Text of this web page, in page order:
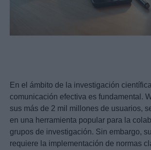
En el ámbito de la investigación
comunicación efectiva es fundamental.
sus más de 2 mil millones de usuarios,
en una herramienta popular para la
grupos de investigación. Sin embargo,
requiere la implementación de normas